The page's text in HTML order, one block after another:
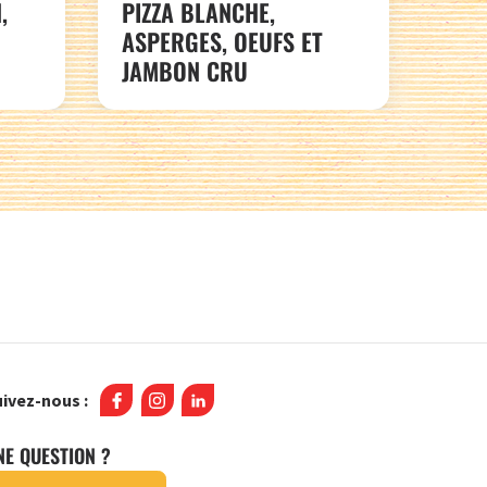
PIZZA BLANCHE,
ASPERGES, OEUFS ET
JAMBON CRU
nous :
QUESTION ?